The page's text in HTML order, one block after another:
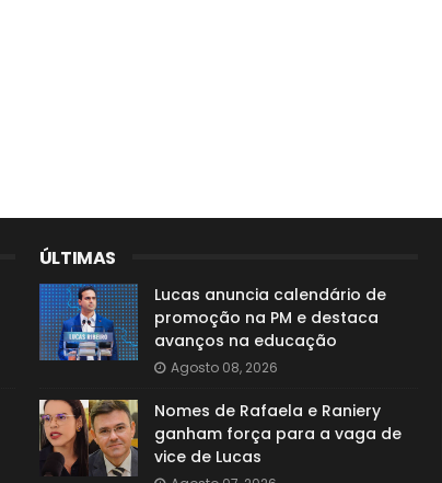
ÚLTIMAS
Lucas anuncia calendário de
promoção na PM e destaca
avanços na educação
Agosto 08, 2026
Nomes de Rafaela e Raniery
ganham força para a vaga de
vice de Lucas